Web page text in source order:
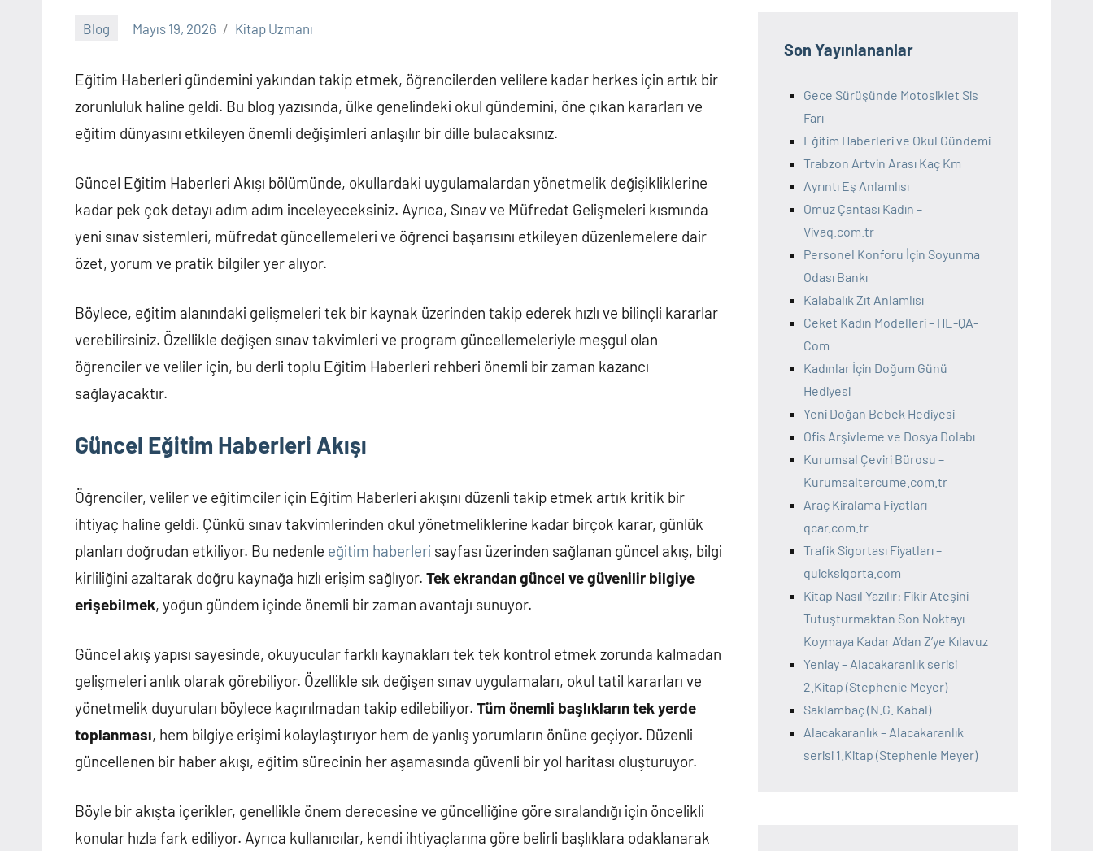
Blog Mayıs 19, 2026 Kitap Uzmanı
Yorum
Eğitim Haberleri gündemini yakından takip etmek, öğrencilerden velilere kadar herkes için artık bir
zorunluluk haline geldi. Bu blog yazısında, ülke genelindeki okul gündemini, öne çıkan kararları ve
eğitim dünyasını etkileyen önemli değişimleri anlaşılır bir dille bulacaksınız.
Güncel Eğitim Haberleri Akışı bölümünde, okullardaki uygulamalardan yönetmelik değişikliklerine
kadar pek çok detayı adım adım inceleyeceksiniz. Ayrıca, Sınav ve Müfredat Gelişmeleri kısmında
yeni sınav sistemleri, müfredat güncellemeleri ve öğrenci başarısını etkileyen düzenlemelere dair
özet, yorum ve pratik bilgiler yer alıyor.
Böylece, eğitim alanındaki gelişmeleri tek bir kaynak üzerinden takip ederek hızlı ve bilinçli kararlar
verebilirsiniz. Özellikle değişen sınav takvimleri ve program güncellemeleriyle meşgul olan
öğrenciler ve veliler için, bu derli toplu Eğitim Haberleri rehberi önemli bir zaman kazancı
sağlayacaktır.
Güncel Eğitim Haberleri Akışı
Öğrenciler, veliler ve eğitimciler için Eğitim Haberleri akışını düzenli takip etmek artık kritik bir
ihtiyaç haline geldi. Çünkü sınav takvimlerinden okul yönetmeliklerine kadar birçok karar, günlük
planları doğrudan etkiliyor. Bu nedenle eğitim haberleri sayfası üzerinden sağlanan güncel akış, bilgi
kirliliğini azaltarak doğru kaynağa hızlı erişim sağlıyor. Tek ekrandan güncel ve güvenilir bilgiye
erişebilmek, yoğun gündem içinde önemli bir zaman avantajı sunuyor.
Güncel akış yapısı sayesinde, okuyucular farklı kaynakları tek tek kontrol etmek zorunda kalmadan
gelişmeleri anlık olarak görebiliyor. Özellikle sık değişen sınav uygulamaları, okul tatil kararları ve
yönetmelik duyuruları böylece kaçırılmadan takip edilebiliyor. Tüm önemli başlıkların tek yerde
toplanması, hem bilgiye erişimi kolaylaştırıyor hem de yanlış yorumların önüne geçiyor. Düzenli
güncellenen bir haber akışı, eğitim sürecinin her aşamasında güvenli bir yol haritası oluşturuyor.
Böyle bir akışta içerikler, genellikle önem derecesine ve güncelliğine göre sıralandığı için öncelikli
konular hızla fark ediliyor. Ayrıca kullanıcılar, kendi ihtiyaçlarına göre belirli başlıklara odaklanarak
Son Yayınlananlar
Gece Sürüşünde Motosiklet Sis
Farı
Eğitim Haberleri ve Okul Gündemi
Trabzon Artvin Arası Kaç Km
Ayrıntı Eş Anlamlısı
Omuz Çantası Kadın –
Vivaq.com.tr
Personel Konforu İçin Soyunma
Odası Bankı
Kalabalık Zıt Anlamlısı
Ceket Kadın Modelleri – HE-QA-
Com
Kadınlar İçin Doğum Günü
Hediyesi
Yeni Doğan Bebek Hediyesi
Ofis Arşivleme ve Dosya Dolabı
Kurumsal Çeviri Bürosu –
Kurumsaltercume.com.tr
Araç Kiralama Fiyatları –
qcar.com.tr
Trafik Sigortası Fiyatları –
quicksigorta.com
Kitap Nasıl Yazılır: Fikir Ateşini
Tutuşturmaktan Son Noktayı
Koymaya Kadar A’dan Z’ye Kılavuz
Yeniay – Alacakaranlık serisi
2.Kitap (Stephenie Meyer)
Saklambaç (N.G. Kabal)
Alacakaranlık – Alacakaranlık
serisi 1.Kitap (Stephenie Meyer)